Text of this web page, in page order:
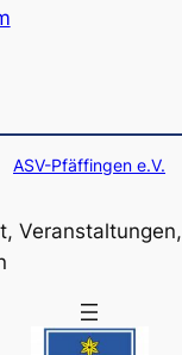
ASV-Pfäffingen e.V.
Veranstaltungen,